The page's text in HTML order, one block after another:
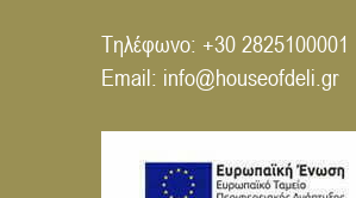
Τηλέφωνο: +30 2825100001
Email: info@houseofdeli.gr